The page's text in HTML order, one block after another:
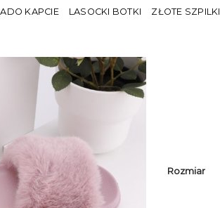
KAPCIE LASOCKI BOTKI ZŁOTE SZPILKI
Rozmiar